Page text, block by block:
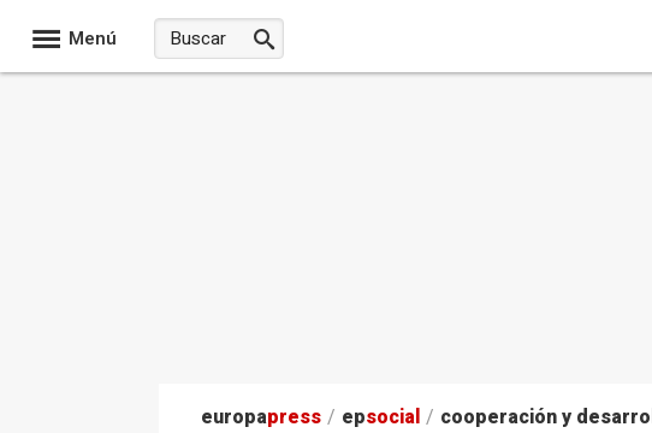
Menú
europapress / epsocial / cooperación y